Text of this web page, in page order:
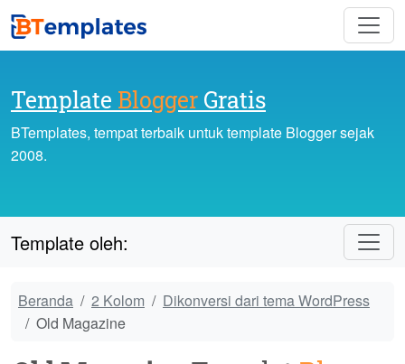
Template Blogger Gratis
BTemplates, tempat terbaik untuk template Blogger sejak
2008.
Template oleh:
Beranda 2 Kolom
Dikonversi dari tema WordPress
Old Magazine